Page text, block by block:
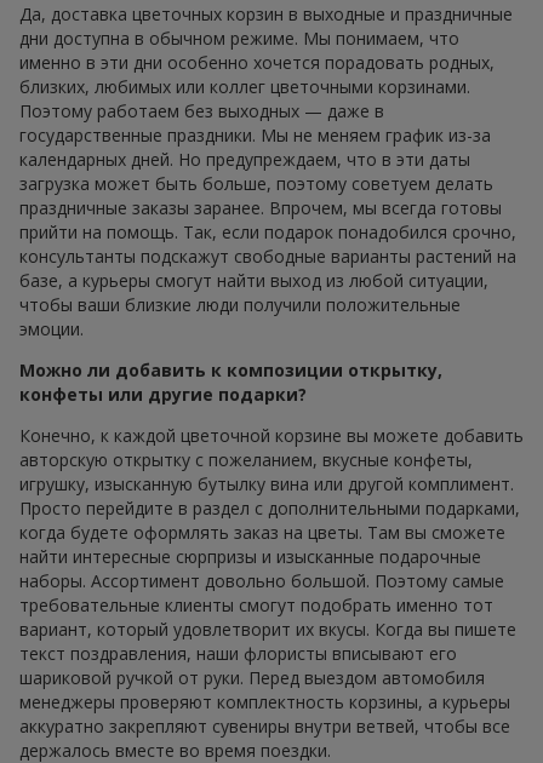
Да, доставка цветочных корзин в выходные и праздничные
дни доступна в обычном режиме. Мы понимаем, что
именно в эти дни особенно хочется порадовать родных,
близких, любимых или коллег цветочными корзинами.
Поэтому работаем без выходных — даже в
государственные праздники. Мы не меняем график из-за
календарных дней. Но предупреждаем, что в эти даты
загрузка может быть больше, поэтому советуем делать
праздничные заказы заранее. Впрочем, мы всегда готовы
прийти на помощь. Так, если подарок понадобился срочно,
консультанты подскажут свободные варианты растений на
базе, а курьеры смогут найти выход из любой ситуации,
чтобы ваши близкие люди получили положительные
эмоции.
Можно ли добавить к композиции открытку,
конфеты или другие подарки?
Конечно, к каждой цветочной корзине вы можете добавить
авторскую открытку с пожеланием, вкусные конфеты,
игрушку, изысканную бутылку вина или другой комплимент.
Просто перейдите в раздел с дополнительными подарками,
когда будете оформлять заказ на цветы. Там вы сможете
найти интересные сюрпризы и изысканные подарочные
наборы. Ассортимент довольно большой. Поэтому самые
требовательные клиенты смогут подобрать именно тот
вариант, который удовлетворит их вкусы. Когда вы пишете
текст поздравления, наши флористы вписывают его
шариковой ручкой от руки. Перед выездом автомобиля
менеджеры проверяют комплектность корзины, а курьеры
аккуратно закрепляют сувениры внутри ветвей, чтобы все
держалось вместе во время поездки.